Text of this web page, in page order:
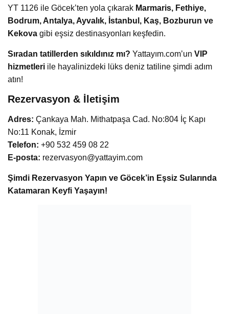
YT 1126 ile Göcek’ten yola çıkarak Marmaris, Fethiye,
Bodrum, Antalya, Ayvalık, İstanbul, Kaş, Bozburun ve
Kekova gibi eşsiz destinasyonları keşfedin.
Sıradan tatillerden sıkıldınız mı? Yattayım.com’un VIP
hizmetleri ile hayalinizdeki lüks deniz tatiline şimdi adım
atın!
Rezervasyon & İletişim
Adres: Çankaya Mah. Mithatpaşa Cad. No:804 İç Kapı
No:11 Konak, İzmir
Telefon: +90 532 459 08 22
E-posta: rezervasyon@yattayim.com
Şimdi Rezervasyon Yapın ve Göcek’in Eşsiz Sularında
Katamaran Keyfi Yaşayın!